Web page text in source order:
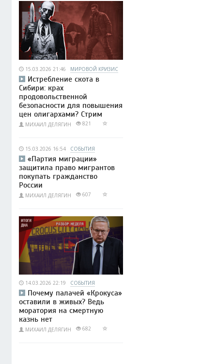
15.03.2026 21:46 МИРОВОЙ КРИЗИС
Истребление скота в
Сибири: крах
продовольственной
безопасности для повышения
цен олигархами? Стрим
МИХАИЛ ДЕЛЯГИН 821
15.03.2026 16:54 СОБЫТИЯ
«Партия миграции»
защитила право мигрантов
покупать гражданство
России
МИХАИЛ ДЕЛЯГИН 607
14.03.2026 22:19 СОБЫТИЯ
Почему палачей «Крокуса»
оставили в живых? Ведь
моратория на смертную
казнь нет
МИХАИЛ ДЕЛЯГИН 682